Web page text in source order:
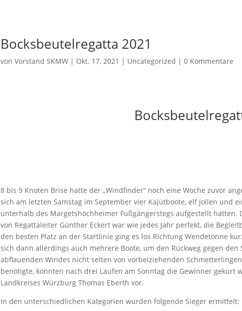
Bocksbeutelregatta 2021
vonVorstand SKMW | Okt. 17, 2021 | Uncategorized |0 Kommentare
8 bis 9 Knoten Brise hatte der „Windfinder“ noch eine Woche zuvor
sich am letzten Samstag im September vier Kajütboote, elf Jollen und
unterhalb des Margetshöchheimer Fußgängerstegs aufgestellt
von Regattaleiter Günther Eckert war wie jedes Jahr perfekt, die
den besten Platz an der Startlinie ging es los Richtung Wendetonne
sich dann allerdings auch mehrere Boote, um den Rückweg gegen
abflauenden Windes nicht selten von vorbeiziehenden
benötigte, konnten nach drei Läufen am Sonntag die Gewinner gekürt
Landkreises Würzburg Thomas Eberth vor.
In den unterschiedlichen Kategorien wurden folgende Sieger ermittelt: